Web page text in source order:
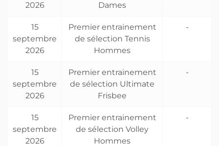
2026
Dames
15
septembre
2026
Premier entrainement
de sélection Tennis
Hommes
-
15
septembre
2026
Premier entrainement
de sélection Ultimate
Frisbee
-
15
septembre
2026
Premier entrainement
de sélection Volley
Hommes
-